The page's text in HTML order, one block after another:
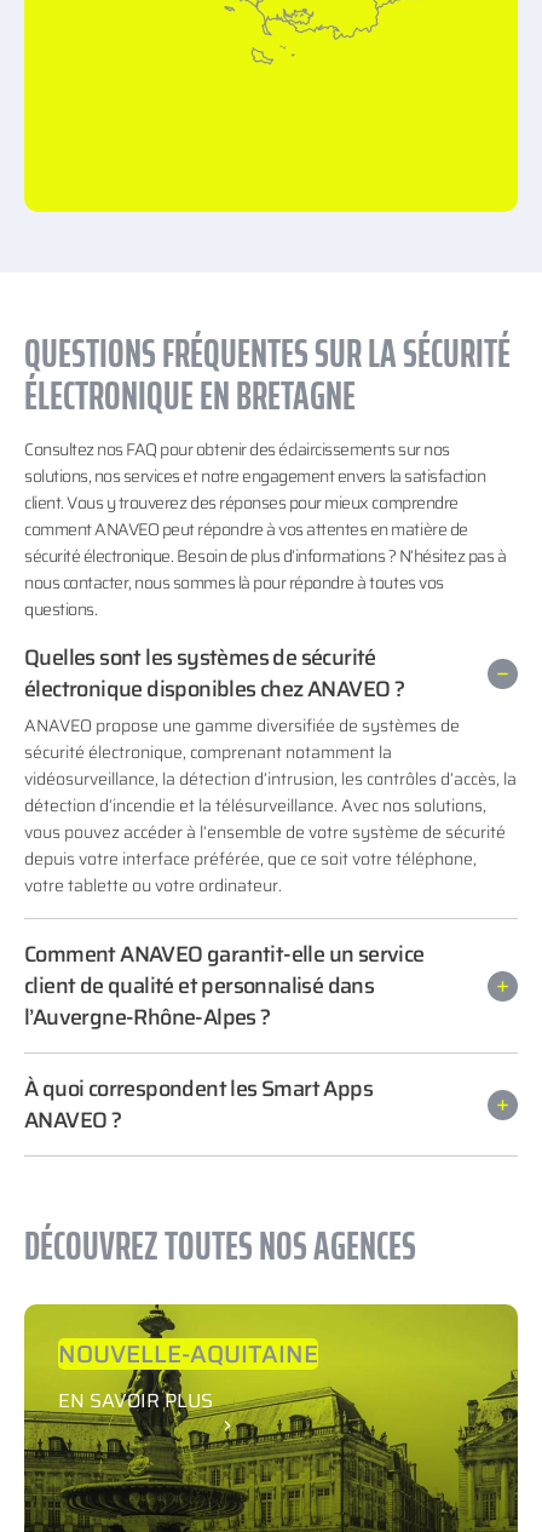
QUESTIONS FRÉQUENTES SUR LA SÉCURITÉ
ÉLECTRONIQUE EN BRETAGNE
Consultez nos FAQ pour obtenir des éclaircissements sur nos
solutions, nos services et notre engagement envers la satisfaction
client. Vous y trouverez des réponses pour mieux comprendre
comment ANAVEO peut répondre à vos attentes en matière de
sécurité électronique. Besoin de plus d’informations ? N’hésitez pas à
nous contacter, nous sommes là pour répondre à toutes vos
questions.
Quelles sont les systèmes de sécurité
électronique disponibles chez ANAVEO ?
ANAVEO propose une gamme diversifiée de systèmes de
sécurité électronique, comprenant notamment la
vidéosurveillance, la détection d’intrusion, les contrôles d’accès, la
détection d’incendie et la télésurveillance. Avec nos solutions,
vous pouvez accéder à l’ensemble de votre système de sécurité
depuis votre interface préférée, que ce soit votre téléphone,
votre tablette ou votre ordinateur.
Comment ANAVEO garantit-elle un service
client de qualité et personnalisé dans
l’Auvergne-Rhône-Alpes ?
À quoi correspondent les Smart Apps
ANAVEO ?
DÉCOUVREZ TOUTES NOS AGENCES
NOUVELLE-AQUITAINE
EN SAVOIR PLUS